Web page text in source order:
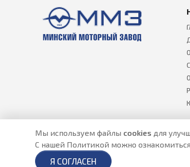
Разработано в
Мы используем файлы cookies для
С нашей Политикой можно ознакомиться
Я СОГЛАСЕН